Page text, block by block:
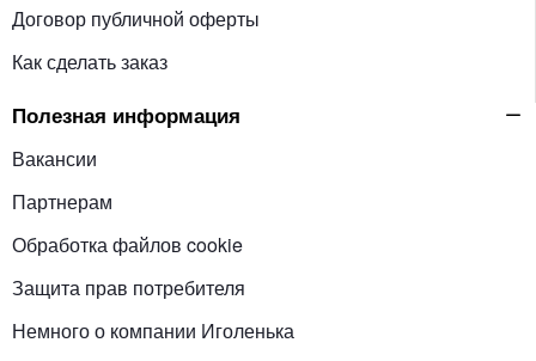
Договор публичной оферты
Как сделать заказ
Полезная информация
Вакансии
Партнерам
Обработка файлов cookie
Защита прав потребителя
Немного о компании Иголенька